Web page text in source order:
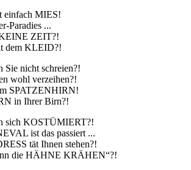
einfach MIES!
Paradies ...
ZEIT?!
dem KLEID?!
Sie nicht schreien?!
wohl verzeihen?!
SPATZENHIRN!
in Ihrer Birn?!
sich KOSTÜMIERT?!
ist das passiert ...
tät Ihnen stehen?!
die HÄHNE KRÄHEN“?!